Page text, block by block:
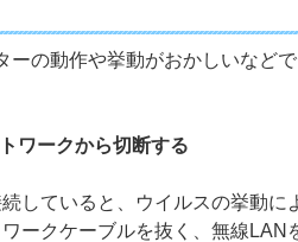
ーの動作や挙動がおかしいなど
ワークから切断する
していると、ウイルスの挙動
ークケーブルを抜く、無線